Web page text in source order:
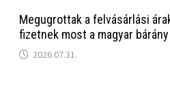
Megugrottak a felvásárlási
fizetnek most a magyar
2026.07.31.